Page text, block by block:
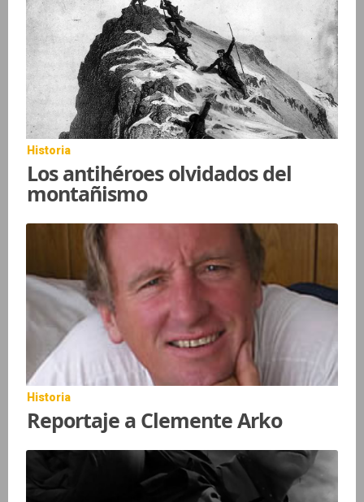
Historia
Los antihéroes olvidados del
montañismo
Historia
Reportaje a Clemente Arko